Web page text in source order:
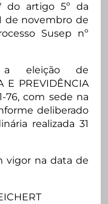
do artigo 5º da
de novembro de
Susep nº
a eleição de
E PREVIDÊNCIA
76, com sede na
deliberado
realizada 31
vigor na data de